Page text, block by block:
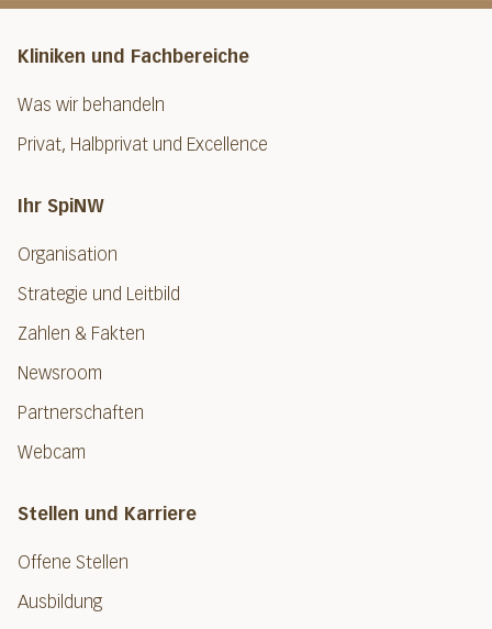
Kliniken und Fachbereiche
Was wir behandeln
Privat, Halbprivat und Excellence
Ihr SpiNW
Organisation
Strategie und Leitbild
Zahlen & Fakten
Newsroom
Partnerschaften
Webcam
Stellen und Karriere
Offene Stellen
Ausbildung